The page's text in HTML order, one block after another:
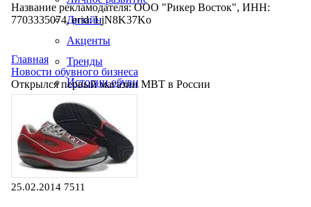
Дизайн
Акценты
Тренды
Истории обуви
Производство
Название рекламодателя: ООО "Рикер Восток", ИНН:
7703335074, erid: LjN8K37Ko
Главная
Новости обувного бизнеса
Открылся первый магазин MBT в России
25.02.2014 7511